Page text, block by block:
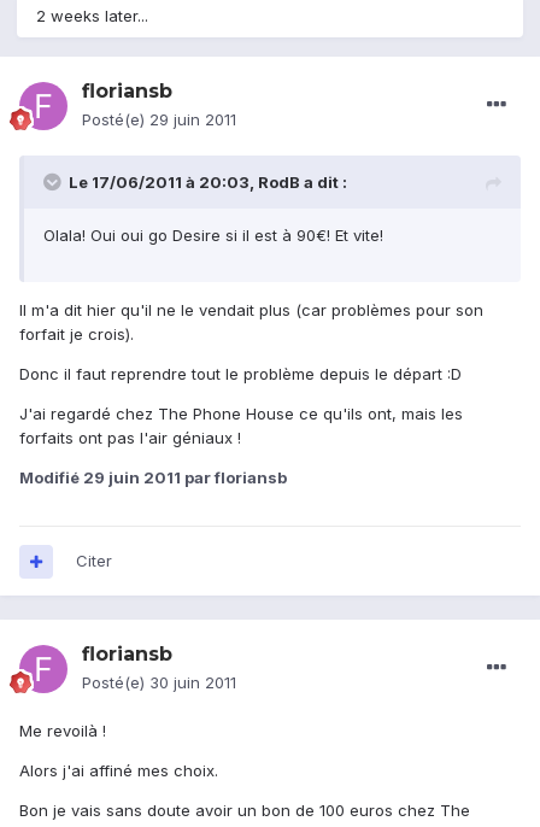
2 weeks later...
floriansb
Posté(e) 29 juin 2011
Le 17/06/2011 à 20:03, RodB a dit :
Olala! Oui oui go Desire si il est à 90€! Et vite!
Il m'a dit hier qu'il ne le vendait plus (car problèmes pour son
forfait je crois).
Donc il faut reprendre tout le problème depuis le départ :D
J'ai regardé chez The Phone House ce qu'ils ont, mais les
forfaits ont pas l'air géniaux !
Modifié 29 juin 2011 par floriansb
Citer
floriansb
Posté(e) 30 juin 2011
Me revoilà !
Alors j'ai affiné mes choix.
Bon je vais sans doute avoir un bon de 100 euros chez The